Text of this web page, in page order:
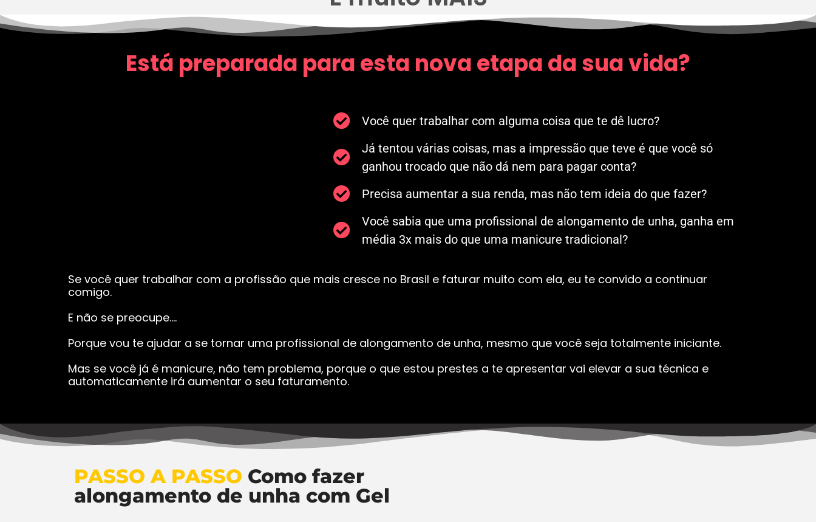
Está preparada para esta nova etapa da sua vida?
Você quer trabalhar com alguma coisa que te dê lucro?
Já tentou várias coisas, mas a impressão que teve é que você só
ganhou trocado que não dá nem para pagar conta?
Precisa aumentar a sua renda, mas não tem ideia do que fazer?
Você sabia que uma profissional de alongamento de unha, ganha em
média 3x mais do que uma manicure tradicional?
Se você quer trabalhar com a profissão que mais cresce no Brasil e faturar muito com ela, eu te convido a continuar
comigo.
E não se preocupe….
Porque vou te ajudar a se tornar uma profissional de alongamento de unha, mesmo que você seja totalmente iniciante.
Mas se você já é manicure, não tem problema, porque o que estou prestes a te apresentar vai elevar a sua técnica e
automaticamente irá aumentar o seu faturamento.
PASSO A PASSO Como fazer
alongamento de unha com Gel